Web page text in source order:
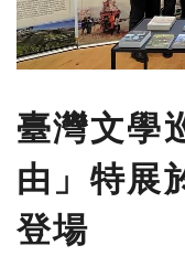
臺灣文學
由」特展
登場